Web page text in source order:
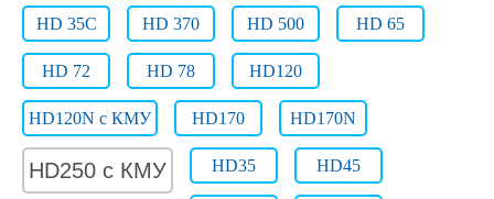
HD 35C HD 370 HD 500 HD 65
HD 72 HD 78 HD120
HD120N с КМУ HD170 HD170N
HD250 c КМУ HD35 HD45